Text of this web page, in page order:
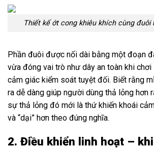
Thiết kế ớt cong khiêu khích cùng đuôi
Phần đuôi được nối dài bằng một đoạn
vừa đóng vai trò như dây an toàn khi
cảm giác kiểm soát tuyệt đối. Biết rằng
ra dễ dàng giúp người dùng thả lỏng hơn
sự thả lỏng đó mới là thứ khiến khoái
và “dại” hơn theo đúng nghĩa.
2. Điều khiển linh hoạt –